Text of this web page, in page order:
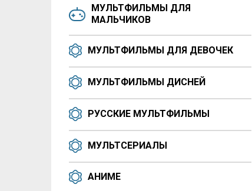
МУЛЬТФИЛЬМЫ ДЛЯ
МАЛЬЧИКОВ
МУЛЬТФИЛЬМЫ ДЛЯ ДЕВОЧЕК
МУЛЬТФИЛЬМЫ ДИСНЕЙ
РУССКИЕ МУЛЬТФИЛЬМЫ
МУЛЬТСЕРИАЛЫ
АНИМЕ